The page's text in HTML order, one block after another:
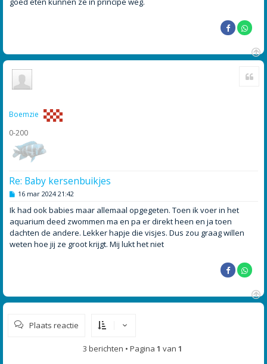
O
Boemzie
0-200
Re: Baby kersenbuikjes
B
r
c
h
16 mar 2024 21:42
Ik had ook babies maar allemaal opgegeten. Toen ik voer in het
aquarium deed zwommen ma en pa er direkt heen en ja toen
dachten de andere. Lekker hapje die visjes. Dus zou graag willen
weten hoe jij ze groot krijgt. Mij lukt het niet
O
Plaats reactie
3 berichten • Pagina 1 van 1